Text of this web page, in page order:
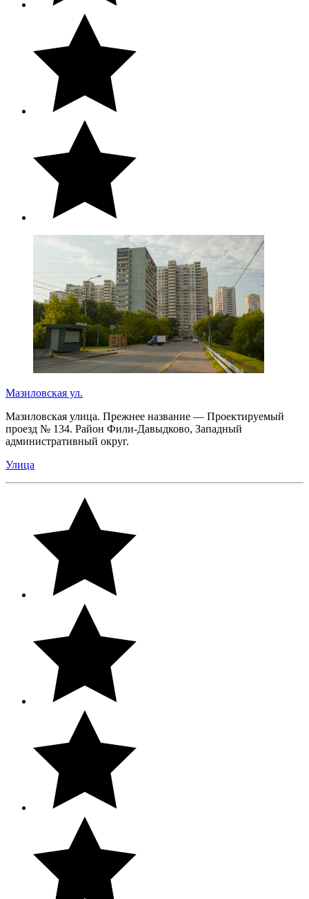
Мазиловская ул.
Мазиловская улица. Прежнее название — Проектируемый
проезд № 134. Район Фили-Давыдково, Западный
административный округ.
Улица